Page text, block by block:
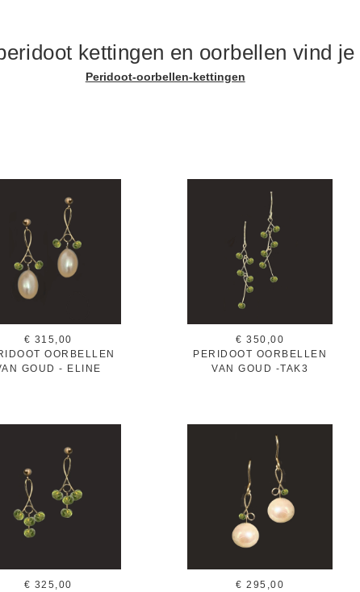
kettingen en oorbellen vind je
Peridoot-oorbellen-kettingen
€ 315,00
OORBELLEN
GOUD - ELINE
€ 350,00
PERIDOOT OORBELLEN
VAN GOUD -TAK3
€ 325,00
€ 295,00